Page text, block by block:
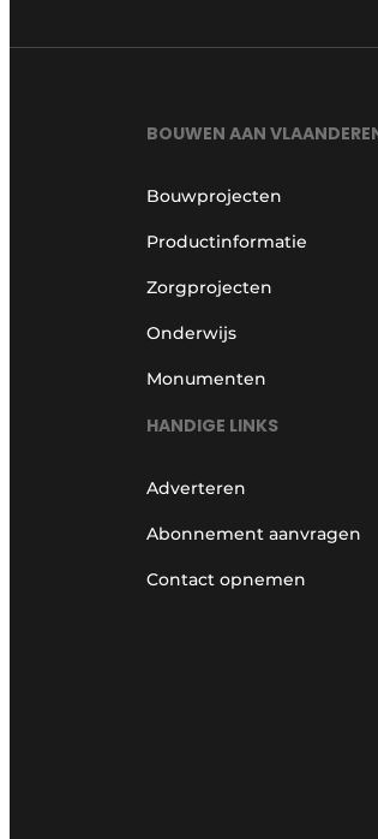
BOUWEN AAN
Bouwprojecten
Productinformatie
Zorgprojecten
Onderwijs
Monumenten
HANDIGE LINKS
Adverteren
Abonnement aanvragen
Contact opnemen